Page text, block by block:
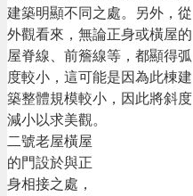
建築明顯不同之處。另外，從
外觀看來，無論正身或橫屋的
屋脊線、前簷線等，都顯得弧
度較小，這可能是因為此棟建
築整體規模較小，因此將斜度
減小以求美觀。
二號老屋橫屋
的門設於與正
身相接之處，